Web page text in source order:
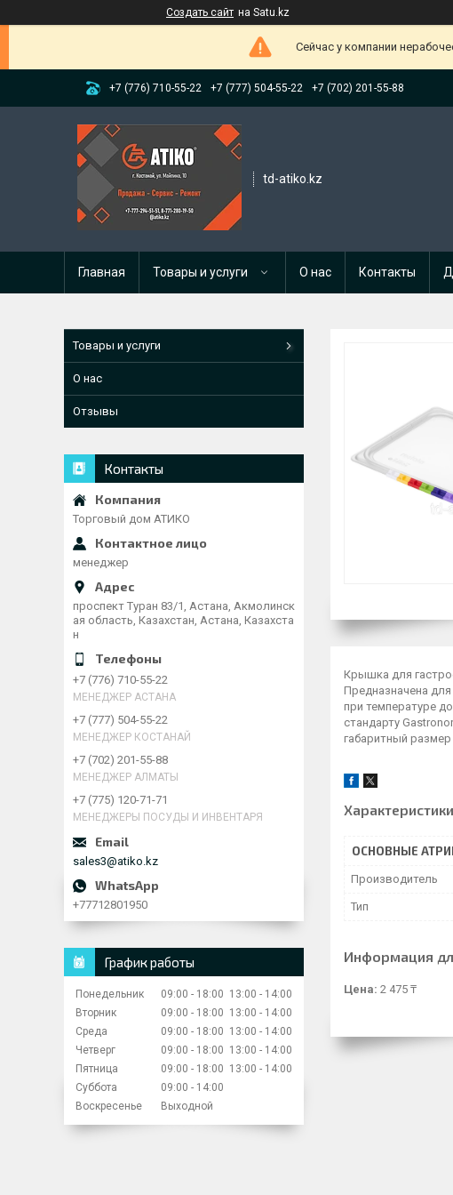
Создать сайт на Satu.kz
Сейчас у компании
+7 (776) 710-55-22 +7 (777) 504-55-22 +7 (702) 201-55-88
td-atiko.kz
Главная Товары и услуги О нас Контакты
Крышка для
Предназначена
при температуре
стандарту
габаритный
Характеристики
ОСНОВНЫЕ
Производитель
Тип
Информация
Цена: 2 475 ₸
Товары и услуги
О нас
Отзывы
Контакты
Торговый дом АТИКО
менеджер
проспект Туран 83/1, Астана, Акмолинск
ая область, Казахстан, Астана, Казахста
н
+7 (776) 710-55-22
МЕНЕДЖЕР АСТАНА
+7 (777) 504-55-22
МЕНЕДЖЕР КОСТАНАЙ
+7 (702) 201-55-88
МЕНЕДЖЕР АЛМАТЫ
+7 (775) 120-71-71
МЕНЕДЖЕРЫ ПОСУДЫ И ИНВЕНТАРЯ
sales3@atiko.kz
+77712801950
График работы
Понедельник 09:00 18:00 13:00
14:00
Вторник
09:00 18:00 13:00
14:00
Среда
09:00 18:00 13:00
14:00
Четверг
09:00 18:00 13:00
14:00
Пятница
09:00 18:00 13:00
14:00
Суббота
09:00
14:00
Воскресенье
Выходной